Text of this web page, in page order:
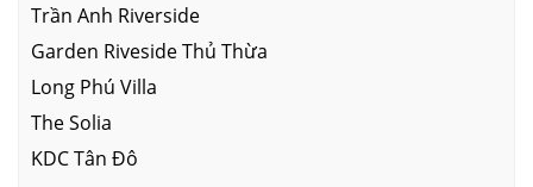
Trần Anh Riverside
Garden Riveside Thủ Thừa
Long Phú Villa
The Solia
KDC Tân Đô